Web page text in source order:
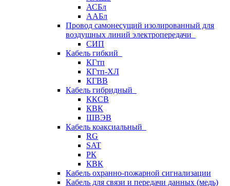
АСБл
ААБл
Провод самонесущий изолированный для
воздушных линий электропередачи
СИП
Кабель гибкий
КГтп
КГтп-ХЛ
КГВВ
Кабель гибридный
ККСВ
КВК
ШВЭВ
Кабель коаксиальный
RG
SAT
РК
КВК
Кабель охранно-пожарной сигнализации
Кабель для связи и передачи данных (медь)